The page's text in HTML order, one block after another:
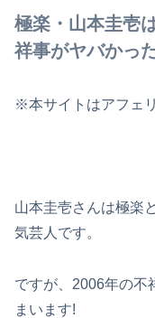
極楽・山本圭壱
祥事がヤバかっ
※本サイトはアフェ
山本圭壱さんは極楽
気芸人です。
ですが、2006年の不
まいます!